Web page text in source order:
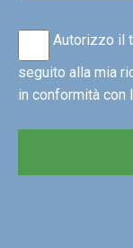
Autorizzo il
seguito alla mia
in conformità con